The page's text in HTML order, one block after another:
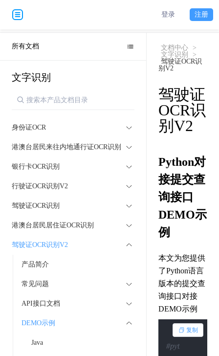
登录 注册
所有文档
文字识别
身份证OCR
港澳台居民来往内地通行证OCR识别
银行卡OCR识别
行驶证OCR识别V2
驾驶证OCR识别
港澳台居民居住证OCR识别
驾驶证OCR识别V2
产品简介
常见问题
API接口文档
DEMO示例
Java
文档中心
>
文字识别
>
驾驶证OCR识
别V2
驾驶证
OCR识
别V2
Python对
接提交查
询接口
DEMO示
例
本文为您提供
了Python语言
版本的提交查
询接口对接
DEMO示例
#python3.10.2
复制